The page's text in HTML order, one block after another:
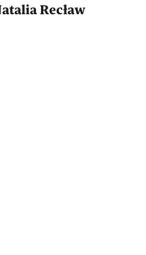
Recław